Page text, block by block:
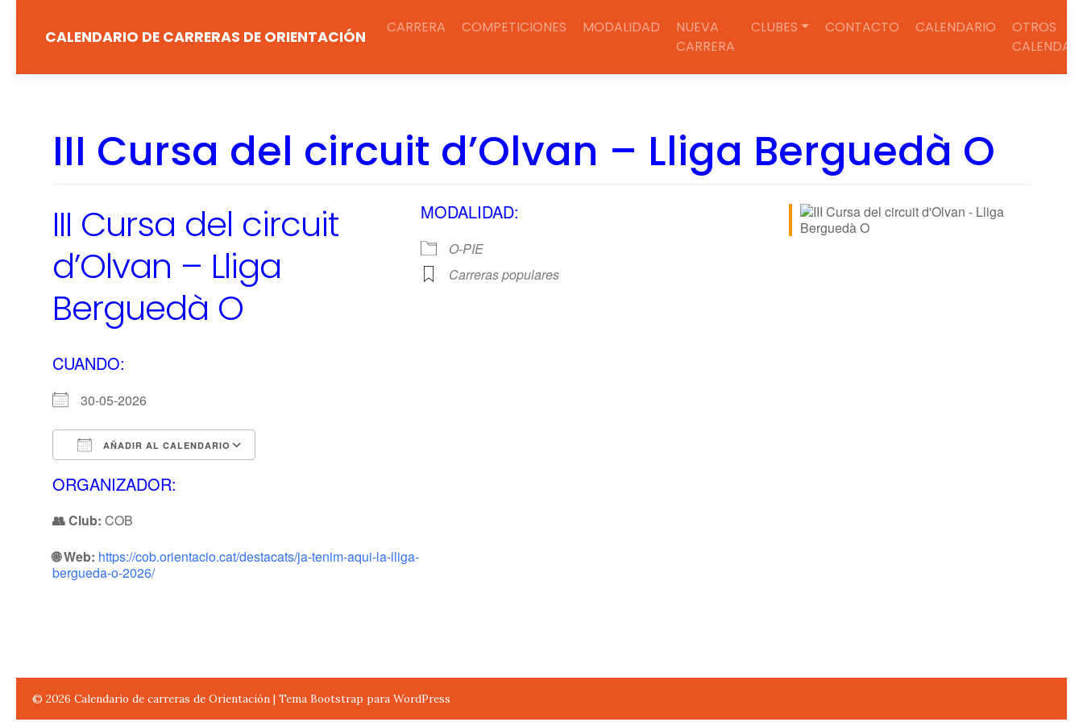
CALENDARIO DE CARRERAS DE ORIENTACIÓN
CARRERA COMPETICIONES MODALIDAD
NUEVA
CARRERA
CLUBES CONTACTO CALENDARIO
OTROS
III Cursa del circuit d’Olvan – Lliga Berguedà O
III Cursa del circuit
d’Olvan – Lliga
Berguedà O
CUANDO:
30-05-2026
AÑADIR AL CALENDARIO
Descargar ICS
ORGANIZADOR:
👥 Club: COB
🌐 Web: https://cob.orientacio.cat/destacats/ja-tenim-aqui-la-lliga-
bergueda-o-2026/
MODALIDAD:
O-PIE
Carreras populares
© 2026 Calendario de carreras de Orientación | Tema Bootstrap para WordPress